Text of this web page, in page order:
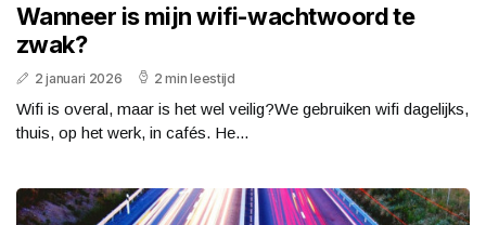
Wanneer is mijn wifi-wachtwoord te
zwak?
2 januari 2026 2 min leestijd
Wifi is overal, maar is het wel veilig?We gebruiken wifi dagelijks,
thuis, op het werk, in cafés. He...